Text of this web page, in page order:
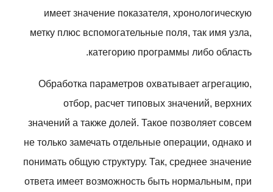
имеет значение показателя, хронологическую
метку плюс вспомогательные поля, так имя узла,
категорию программы либо область.
Обработка параметров охватывает агрегацию,
отбор, расчет типовых значений, верхних
значений а также долей. Такое позволяет совсем
не только замечать отдельные операции, однако и
понимать общую структуру. Так, среднее значение
ответа имеет возможность быть нормальным, при